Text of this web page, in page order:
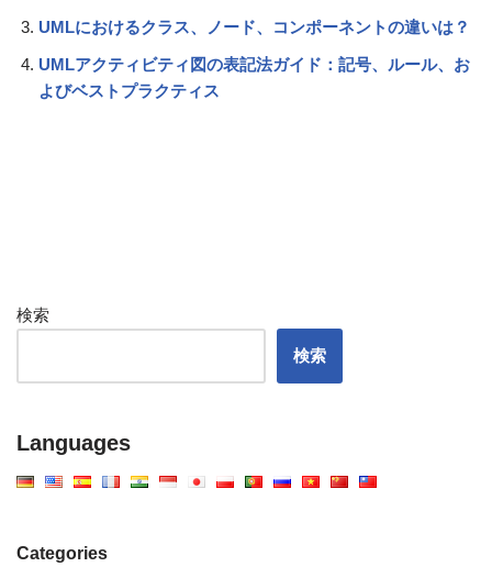
UMLにおけるクラス、ノード、コンポーネントの違いは？
UMLアクティビティ図の表記法ガイド：記号、ルール、お
よびベストプラクティス
検索
検索
Languages
Categories